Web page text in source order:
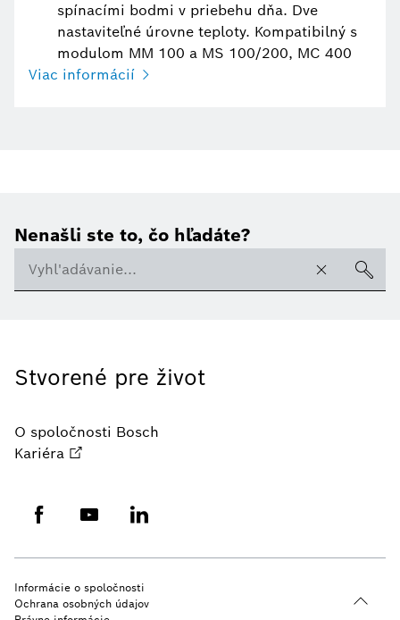
spínacími bodmi v priebehu dňa. Dve
nastaviteľné úrovne teploty. Kompatibilný s
modulom MM 100 a MS 100/200, MC 400
Viac informácií
Nenašli ste to, čo hľadáte?
Stvorené pre život
O spoločnosti Bosch
Kariéra
Informácie o spoločnosti
Ochrana osobných údajov